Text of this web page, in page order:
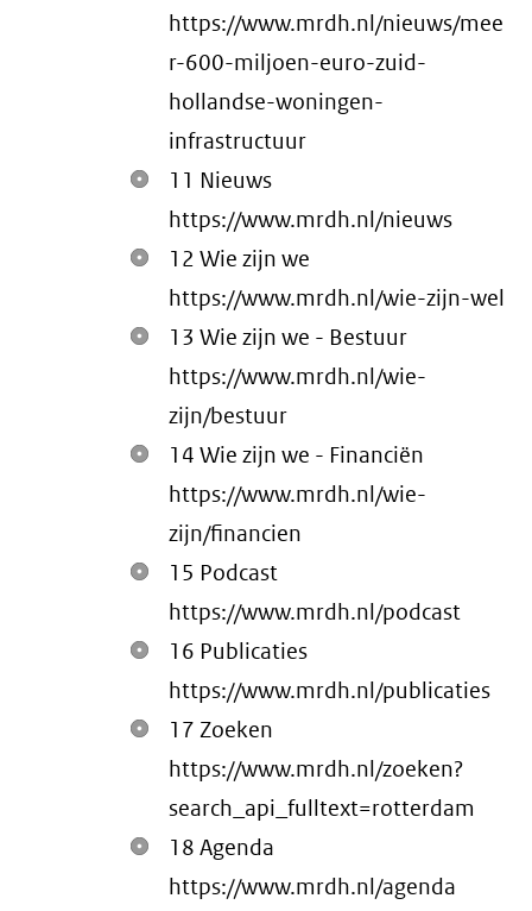
https://www.mrdh.nl/nieuws/mee
r-600-miljoen-euro-zuid-
hollandse-woningen-
infrastructuur
11 Nieuws
https://www.mrdh.nl/nieuws
12 Wie zijn we
https://www.mrdh.nl/wie-zijn-wel
13 Wie zijn we - Bestuur
https://www.mrdh.nl/wie-
zijn/bestuur
14 Wie zijn we - Financiën
https://www.mrdh.nl/wie-
zijn/financien
15 Podcast
https://www.mrdh.nl/podcast
16 Publicaties
https://www.mrdh.nl/publicaties
17 Zoeken
https://www.mrdh.nl/zoeken?
search_api_fulltext=rotterdam
18 Agenda
https://www.mrdh.nl/agenda